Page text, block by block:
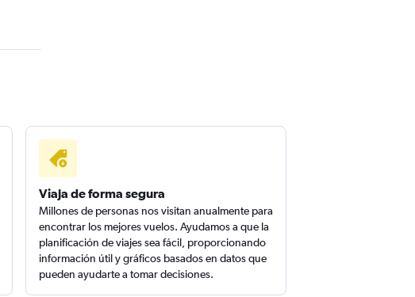
Viaja de forma segura
Millones de personas nos visitan anualmente para
encontrar los mejores vuelos. Ayudamos a que la
planificación de viajes sea fácil, proporcionando
información útil y gráficos basados en datos que
pueden ayudarte a tomar decisiones.